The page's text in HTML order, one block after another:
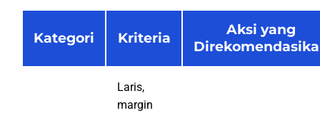
Kategori Kriteria
Aksi yang
Laris,
margin